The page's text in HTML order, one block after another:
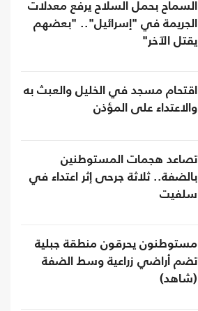
السماح بحمل السلاح يرفع معدلات
الجريمة في "إسرائيل".. "بعضهم
يقتل الآخر"
اقتحام مسجد في الخليل والعبث به
والاعتداء على المؤذن
تصاعد هجمات المستوطنين
بالضفة.. ثلاثة جرحى إثر اعتداء في
سلفيت
مستوطنون يحرقون منطقة جبلية
تضم أراضي زراعية وسط الضفة
(شاهد)